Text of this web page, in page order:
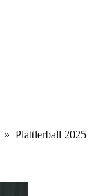
» Plattlerball 2025